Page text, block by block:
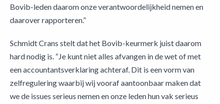
Bovib-leden daarom onze verantwoordelijkheid nemen en
daarover rapporteren.”
Schmidt Crans stelt dat het Bovib-keurmerk juist daarom
hard nodig is. “Je kunt niet alles afvangen in de wet of met
een accountantsverklaring achteraf. Dit is een vorm van
zelfregulering waarbij wij vooraf aantoonbaar maken dat
we de issues serieus nemen en onze leden hun vak serieus